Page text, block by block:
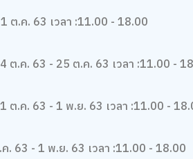
ต.ค. 63 เวลา :11.00 - 18.00
ต.ค. 63 - 25 ต.ค. 63 เวลา :11.00 -
ต.ค. 63 - 1 พ.ย. 63 เวลา :11.00 -
. 63 - 1 พ.ย. 63 เวลา :11.00 - 18.00